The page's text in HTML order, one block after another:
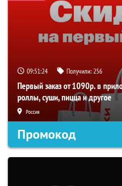
09:51:23 Получили:256
Первый заказ от 1090р. в
роллы, суши, пицца и другое
Россия
Промокод